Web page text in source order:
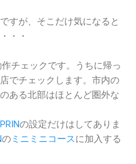
すが、そこだけ気になると
・・
チェックです。うちに帰っ
でチェックします。市内の
ある北部はほとんど圏外な
PRINの設定だけはしてありま
のミニミニコースに加入する